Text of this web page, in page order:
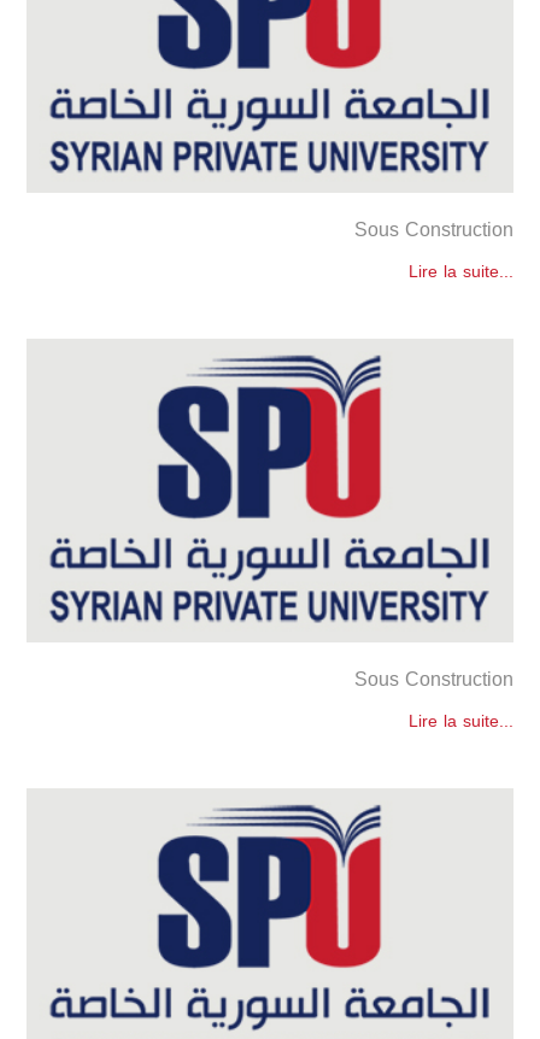
Sous Construction
Lire la suite...
Sous Construction
Lire la suite...